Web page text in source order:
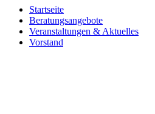
Startseite
Beratungsangebote
Veranstaltungen & Aktuelles
Vorstand